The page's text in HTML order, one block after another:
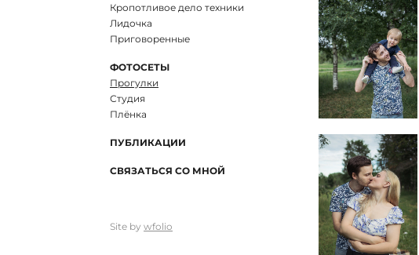
Кропотливое дело техники
Лидочка
Приговоренные
ФОТОСЕТЫ
Прогулки
Студия
Плёнка
ПУБЛИКАЦИИ
СВЯЗАТЬСЯ СО МНОЙ
Site by wfolio